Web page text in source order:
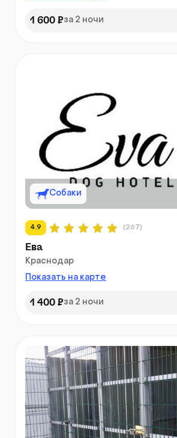
1 600 ₽за 2 ночи
Собаки
4.9 (267)
Ева
Краснодар
Показать на карте
1 400 ₽за 2 ночи